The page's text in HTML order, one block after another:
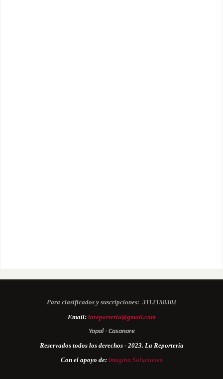
Para clasificados y suscripciones: 3112158302
Email: lareporteria@gmail.com
Yopal - Casanare
Reservados todos los derechos - 2023. La Reportería
Con el apoyo de: Imagina Soluciones